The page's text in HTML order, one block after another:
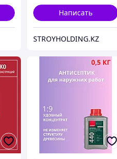
Написать
STROYHOLDING.KZ